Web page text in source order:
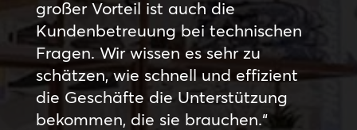
großer Vorteil ist auch die
Kundenbetreuung bei technischen
Fragen. Wir wissen es sehr zu
schätzen, wie schnell und effizient
die Geschäfte die Unterstützung
bekommen, die sie brauchen.“